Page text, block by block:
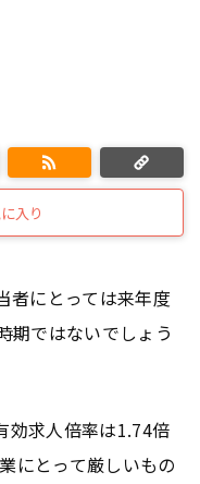
入り
者にとっては来年度
期ではないでしょう
効求人倍率は1.74倍
にとって厳しいもの